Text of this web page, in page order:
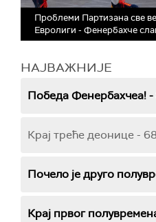
Проблеми Партизана све
Евролиги - Фенербахче
НАЈВАЖНИЈЕ
Победа Фенербахчеа!
Крај треће деонице -
Почело је друго
Крај првог